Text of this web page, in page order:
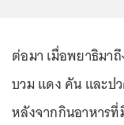
ต่อมา เมื่อพยาธิมา
บวม แดง คัน และป
หลังจากกินอาหารที่